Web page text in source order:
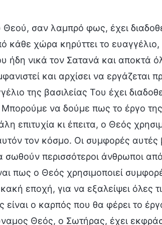
Θεού, σαν λαμπρό φως, έχει
χώρα κηρύττει το ευαγγέλιο,
ήδη νικά τον Σατανά και αποκτά
και αρχίσει να εργάζεται
της βασιλείας Του έχει
να δούμε πως το έργο
επιτυχία κι έπειτα, ο Θεός
τον κόσμο. Οι συμφορές αυτές
σωθούν περισσότεροι άνθρωποι
πως ο Θεός χρησιμοποιεί
εποχή, για να εξαλείψει όλες
είναι ο καρπός που θα φέρει το
Θεός, ο Σωτήρας, έχει